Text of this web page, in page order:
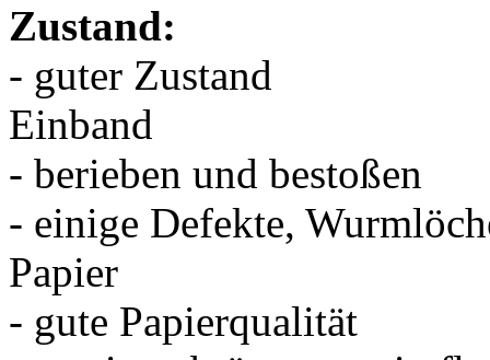
Zustand:
- guter Zustand
Einband
- berieben und bestoßen
- einige Defekte,
Papier
- gute Papierqualität